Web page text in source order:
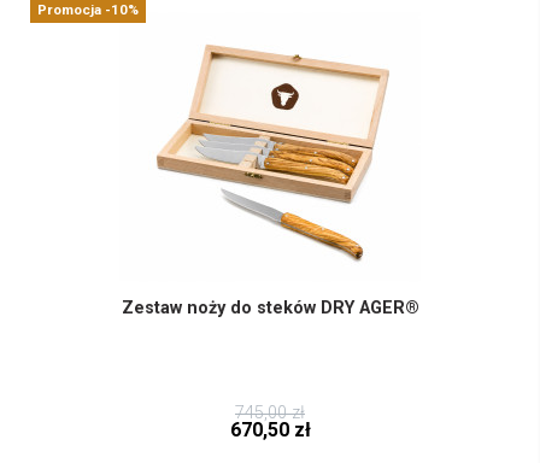
Zestaw noży do steków DRY AGER®
745,00 zł
670,50 zł
Promocja -10%